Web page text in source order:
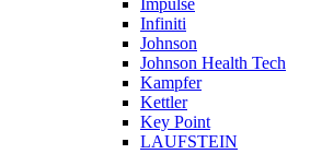
Impulse
Infiniti
Johnson
Johnson Health Tech
Kampfer
Kettler
Key Point
LAUFSTEIN